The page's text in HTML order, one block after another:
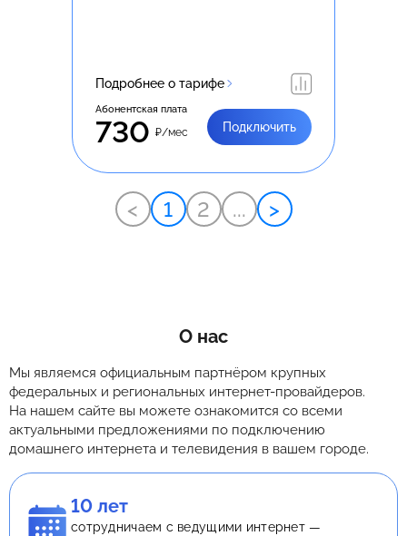
Подробнее о тарифе
Абонентская плата
730 ₽/мес Подключить
< 1 2 ... >
О нас
Мы являемся официальным партнёром крупных
федеральных и региональных интернет-провайдеров.
На нашем сайте вы можете ознакомится со всеми
актуальными предложениями по подключению
домашнего интернета и телевидения в вашем городе.
10 лет
сотрудничаем с ведущими интернет —